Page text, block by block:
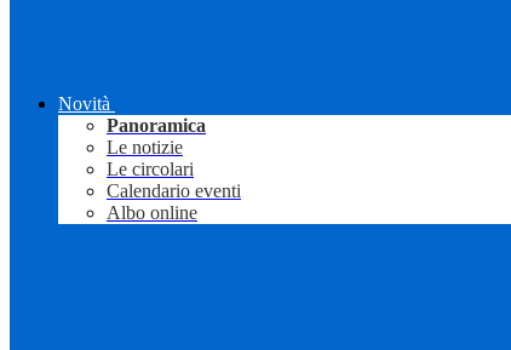
Novità
Panoramica
Le notizie
Le circolari
Calendario eventi
Albo online